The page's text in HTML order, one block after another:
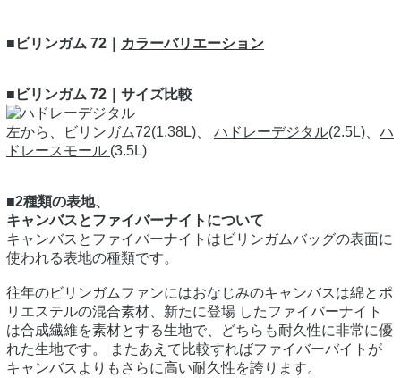
■ビリンガム 72｜ カラーバリエーション
■ビリンガム 72｜サイズ比較
左から、ビリンガム72(1.38L)、 ハドレーデジタル(2.5L)、 ハ
ドレースモール (3.5L)
■2種類の表地、
キャンバスとファイバーナイトについて
キャンバスとファイバーナイトはビリンガムバッグの表面に
使われる表地の種類です。
往年のビリンガムファンにはおなじみのキャンバスは綿とポ
リエステルの混合素材、新たに登場 したファイバーナイト
は合成繊維を素材とする生地で、どちらも耐久性に非常に優
れた生地です。 またあえて比較すればファイバーバイトが
キャンバスよりもさらに高い耐久性を誇ります。